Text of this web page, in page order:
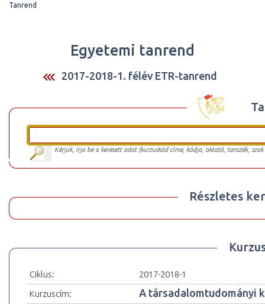
Tanrend
Egyetemi tanrend
2017-2018-1. félév ETR-tanrend
Kérjük, írja be a keresett adat (kurzuskód címe, kódja, oktató, tanszék,
Részletes
Ciklus:
2017-2018-1
Kurzuscím:
A társadalomtudományi